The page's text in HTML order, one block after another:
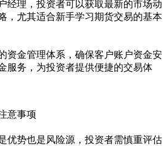
经理，投资者可以获取最新的市场动
，尤其适合新手学习期货交易的基本
资金管理体系，确保客户账户资金安
服务，为投资者提供便捷的交易体
意事项
优势也是风险源，投资者需慎重评估